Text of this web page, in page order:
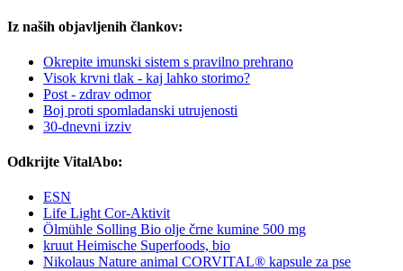
Iz naših objavljenih člankov:
Okrepite imunski sistem s pravilno prehrano
Visok krvni tlak - kaj lahko storimo?
Post - zdrav odmor
Boj proti spomladanski utrujenosti
30-dnevni izziv
Odkrijte VitalAbo:
ESN
Life Light Cor-Aktivit
Ölmühle Solling Bio olje črne kumine 500 mg
kruut Heimische Superfoods, bio
Nikolaus Nature animal CORVITAL® kapsule za pse